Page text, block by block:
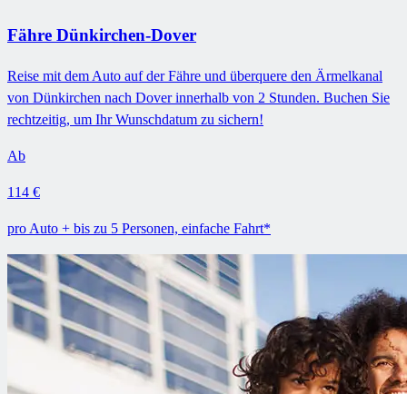
Fähre Dünkirchen-Dover
Reise mit dem Auto auf der Fähre und überquere den Ärmelkanal
von Dünkirchen nach Dover innerhalb von 2 Stunden. Buchen Sie
rechtzeitig, um Ihr Wunschdatum zu sichern!
Ab
114 €
pro Auto + bis zu 5 Personen, einfache Fahrt*